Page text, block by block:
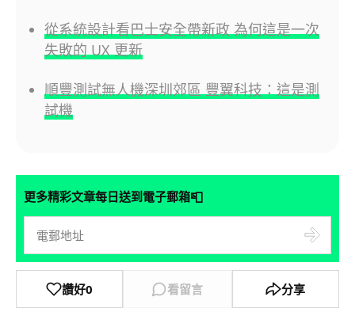
從系統設計看巴士安全帶新政 為何這是一次
失敗的 UX 更新
順豐測試無人機深圳郊區 豐翼科技：這是測
試機
更多精彩文章每日送到電子郵箱📮
讚好0 看留言 分享